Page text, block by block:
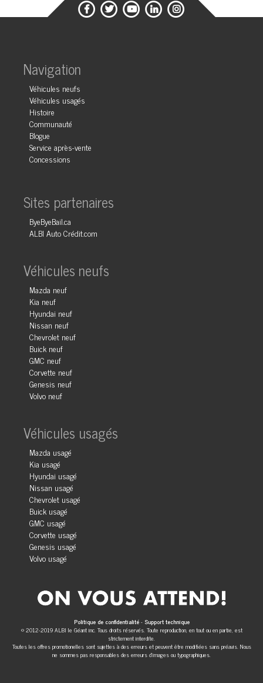
Navigation
Véhicules neufs
Véhicules usagés
Histoire
Communauté
Blogue
Service après-vente
Concessions
Sites partenaires
ByeByeBail.ca
ALBI Auto Crédit.com
Véhicules neufs
Mazda neuf
Kia neuf
Hyundai neuf
Nissan neuf
Chevrolet neuf
Buick neuf
GMC neuf
Corvette neuf
Genesis neuf
Volvo neuf
Véhicules usagés
Mazda usagé
Kia usagé
Hyundai usagé
Nissan usagé
Chevrolet usagé
Buick usagé
GMC usagé
Corvette usagé
Genesis usagé
Volvo usagé
Politique de confidentialité-Support technique
© 2012-2019 ALBI le Géant inc. Tous droits réservés. Toute reproduction, en tout ou en partie, est
strictement interdite.
Toutes les offres promotionelles sont sujettes à des erreurs et peuvent être modifiées sans préavis. Nous
ne sommes pas responsables des erreurs d'images ou typographiques.